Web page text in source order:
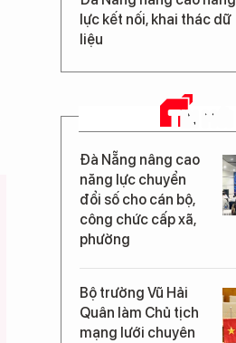
lực kết nối, khai thác dữ
liệu
TIN MỚI
Đà Nẵng nâng cao
năng lực chuyển
đổi số cho cán bộ,
công chức cấp xã,
phường
Bộ trưởng Vũ Hải
Quân làm Chủ tịch
mạng lưới chuyên